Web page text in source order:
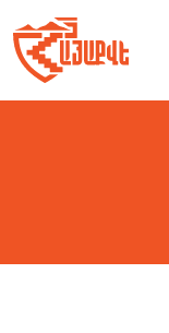
to
content